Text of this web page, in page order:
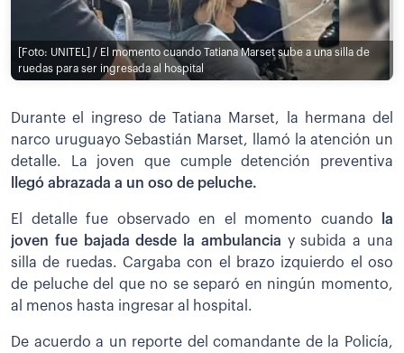
[Foto: UNITEL] / El momento cuando Tatiana Marset sube a una silla de
ruedas para ser ingresada al hospital
Durante el ingreso de Tatiana Marset, la hermana del
narco uruguayo Sebastián Marset, llamó la atención un
detalle. La joven que cumple detención preventiva
llegó abrazada a un oso de peluche.
El detalle fue observado en el momento cuando la
joven fue bajada desde la ambulancia y subida a una
silla de ruedas. Cargaba con el brazo izquierdo el oso
de peluche del que no se separó en ningún momento,
al menos hasta ingresar al hospital.
De acuerdo a un reporte del comandante de la Policía,